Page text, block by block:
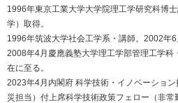
1996年東京工業大学大学院理工学研究科博
学）取得。
1996年筑波大学社会工学系・講師。2002年6
2008年4月慶應義塾大学理工学部管理工学
在に至る。
2023年4月内閣府 科学技術・イノベーショ
災担当）付上席科学技術政策フェロー（非常